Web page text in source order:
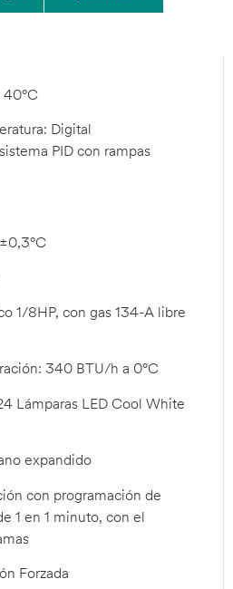
40°C
Digital
PID con rampas
1/8HP, con gas 134-A libre
340 BTU/h a 0°C
Lámparas LED Cool White
expandido
con programación de
1 en 1 minuto, con el
Forzada